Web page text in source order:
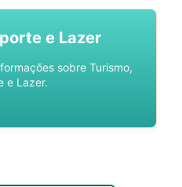
e Lazer
sobre Turismo,
e Lazer.